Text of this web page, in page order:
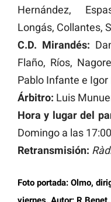
Hernández,
Longás, Collantes,
C.D. Mirandés:
Flaño, Ríos,
Pablo Infante e
Árbitro: Luis
Hora y lugar del
Domingo a las
Retransmisión:
Foto portada: Olmo,